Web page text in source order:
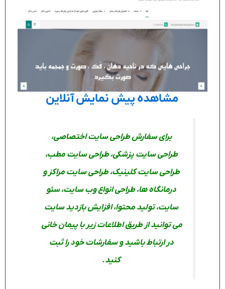
مشاهده پیش نمایش آنلاین
برای سفارش طراحی سایت اختصاصی،
طراحی سایت پزشکی، طراحی سایت مطب،
طراحی سایت کلینیک، طراحی سایت مراکز و
درمانگاه ها، طراحی انواع وب سایت، سئو
سایت، تولید محتوا، افزایش بازدید سایت
می توانید از طریق اطلاعات زیر با پیمان خانی
در ارتباط باشید و سفارشات خود را ثبت
کنید.